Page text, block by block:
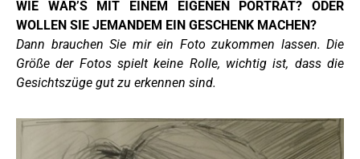
WIE WÄR’S MIT EINEM EIGENEN PORTRÄT? ODER
WOLLEN SIE JEMANDEM EIN GESCHENK MACHEN?
Dann brauchen Sie mir ein Foto zukommen lassen. Die
Größe der Fotos spielt keine Rolle, wichtig ist, dass die
Gesichtszüge gut zu erkennen sind.